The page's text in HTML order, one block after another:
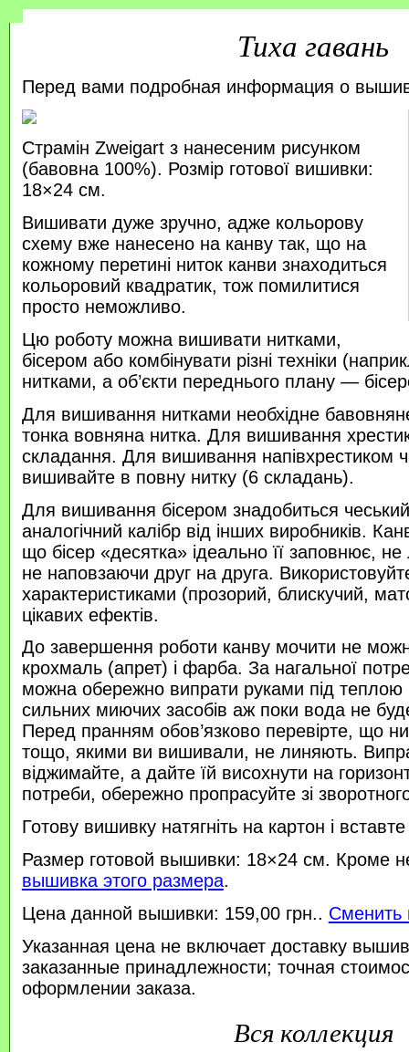
Тиха гавань
Перед вами подробная информация о
Страмін Zweigart з нанесеним рисунком
(бавовна 100%). Розмір готової вишивки:
18×24 см.
Вишивати дуже зручно, адже кольорову
схему вже нанесено на канву так, що на
кожному перетині ниток канви знаходиться
кольоровий квадратик, тож помилитися
просто неможливо.
Цю роботу можна вишивати нитками,
бісером або комбінувати різні техніки
нитками, а об’єкти переднього плану —
Для вишивання нитками необхідне
тонка вовняна нитка. Для вишивання
складання. Для вишивання напівхрестиком
вишивайте в повну нитку (6 складань).
Для вишивання бісером знадобиться
аналогічний калібр від інших виробників.
що бісер «десятка» ідеально її заповнює,
не наповзаючи друг на друга.
характеристиками (прозорий, блискучий,
цікавих ефектів.
До завершення роботи канву мочити не
крохмаль (апрет) і фарба. За нагальної
можна обережно випрати руками під
сильних миючих засобів аж поки вода не
Перед пранням обов’язково перевірте, що
тощо, якими ви вишивали, не линяють.
віджимайте, а дайте їй висохнути на
потреби, обережно пропрасуйте зі
Готову вишивку натягніть на картон і
Размер готовой вышивки: 18×24 см. Кроме
вышивка этого размера.
Цена данной вышивки: 159,00 грн.. Сменить
Указанная цена не включает доставку
заказанные принадлежности; точная
оформлении заказа.
Вся коллекция